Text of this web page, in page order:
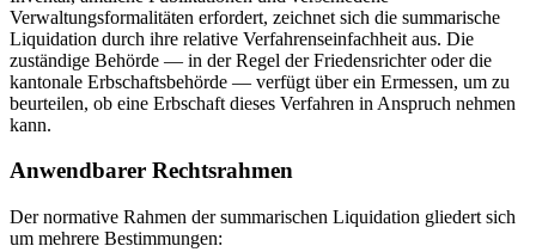
Verwaltungsformalitäten erfordert, zeichnet sich die summarische
Liquidation durch ihre relative Verfahrenseinfachheit aus. Die
zuständige Behörde — in der Regel der Friedensrichter oder die
kantonale Erbschaftsbehörde — verfügt über ein Ermessen, um zu
beurteilen, ob eine Erbschaft dieses Verfahren in Anspruch nehmen
kann.
Anwendbarer Rechtsrahmen
Der normative Rahmen der summarischen Liquidation gliedert sich
um mehrere Bestimmungen: